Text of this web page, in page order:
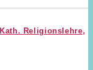
Kath. Religionslehre,